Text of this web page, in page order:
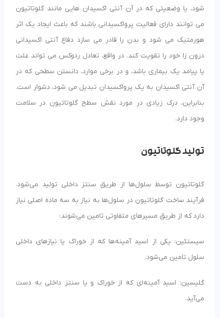
شود، یا وضعیتی که در آن آنتی اکسیدان هایی مانند گلوتاتیون
می توانند دارای فعالیت پرواکسیدانی باشند که باعث ایجاد یک اثر
هورمتیک می شود و بدن را قادر می سازد دفاع آنتی اکسیدانی
درون زا خود را تقویت کند. در واقع، تعادل ردوکس می تواند علت
یا پیامد یک بیماری باشد، و در برخی موارد، دانستن سطحی که در
آن آنتی اکسیدان به یک پرواکسیدان تبدیل می شود، دشوار است.
بنابراین، درک زیادی در مورد نقش سطح گلوتاتیون در سلامت
وجود دارد.
تولید گلوتاتیون
گلوتاتیون توسط سلول‌ها از طریق سنتز داخلی تولید می‌شود.
فرآیند ساخت گلوتاتیون در سلول‌ها به نیاز به سه ماده اصلی نیاز
دارد که از طریق مسیرهای متفاوتی تامین می‌شوند:
سیستئین: یکی از اسید آمینه‌ها که از خوراک یا نیازهای داخلی
سلول تامین می‌شود.
گلیسین: اسید آمینه‌ای که از خوراک و یا سنتز داخلی به دست
می‌آید.